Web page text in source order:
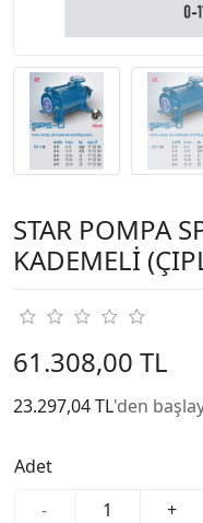
STAR POMPA
KADEMELİ
61.308,00 TL
23.297,04 TL'den
Adet
-
+